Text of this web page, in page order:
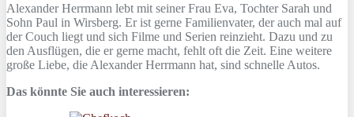
Alexander Herrmann lebt mit seiner Frau Eva, Tochter Sarah und
Sohn Paul in Wirsberg. Er ist gerne Familienvater, der auch mal auf
der Couch liegt und sich Filme und Serien reinzieht. Dazu und zu
den Ausflügen, die er gerne macht, fehlt oft die Zeit. Eine weitere
große Liebe, die Alexander Herrmann hat, sind schnelle Autos.
Das könnte Sie auch interessieren: